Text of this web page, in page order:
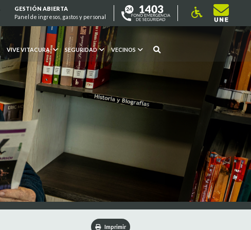
GESTIÓN ABIERTA
Panel de ingresos, gastos y personal
VIVE VITACURA SEGURIDAD VECINOS
Imprimir